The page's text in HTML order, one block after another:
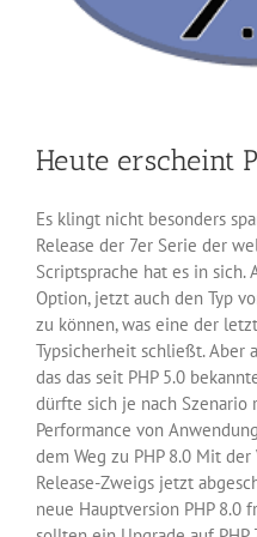
Heute erscheint
Es klingt nicht besonders
Release der 7er Serie der
Scriptsprache hat es in
Option, jetzt auch den Typ
zu können, was eine der
Typsicherheit schließt. Aber
das das seit PHP 5.0
dürfte sich je nach Szenario
Performance von
dem Weg zu PHP 8.0 Mit
Release-Zweigs jetzt
neue Hauptversion PHP 8.0